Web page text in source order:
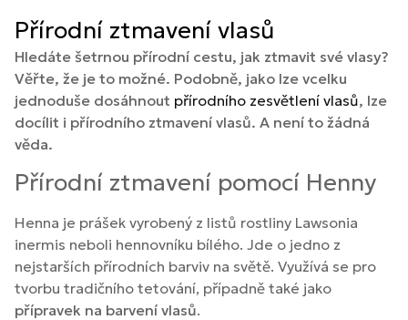
Přírodní ztmavení vlasů
Hledáte šetrnou přírodní cestu, jak ztmavit své vlasy?
Věřte, že je to možné. Podobně, jako lze vcelku
jednoduše dosáhnout přírodního zesvětlení vlasů, lze
docílit i přírodního ztmavení vlasů. A není to žádná
věda.
Přírodní ztmavení pomocí Henny
Henna je prášek vyrobený z listů rostliny Lawsonia
inermis neboli hennovníku bílého. Jde o jedno z
nejstarších přírodních barviv na světě. Využívá se pro
tvorbu tradičního tetování, případně také jako
přípravek na barvení vlasů.